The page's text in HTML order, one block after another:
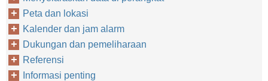
Peta dan lokasi
Kalender dan jam alarm
Dukungan dan pemeliharaan
Referensi
Informasi penting